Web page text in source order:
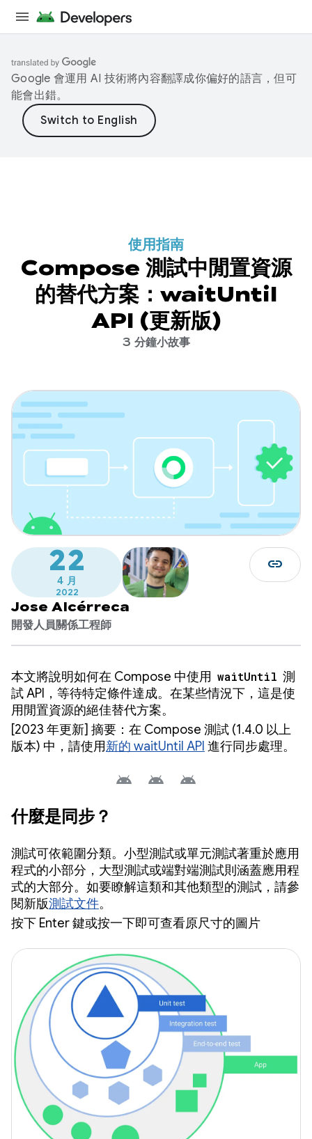
Google 會運用 AI 技術將內容翻譯成你偏好的語言，但可
能會出錯。
使用指南
Compose 測試中閒置資源
的替代方案：waitUntil
API (更新版)
3 分鐘小故事
22
4 月
2022
Jose Alcérreca
開發人員關係工程師
link
本文將說明如何在 Compose 中使用 waitUntil 測
試 API，等待特定條件達成。在某些情況下，這是使
用閒置資源的絕佳替代方案。
[2023 年更新] 摘要：在 Compose 測試 (1.4.0 以上
版本) 中，請使用新的 waitUntil API 進行同步處理。
什麼是同步？
測試可依範圍分類。小型測試或單元測試著重於應用
程式的小部分，大型測試或端對端測試則涵蓋應用程
式的大部分。如要瞭解這類和其他類型的測試，請參
閱新版測試文件。
按下 Enter 鍵或按一下即可查看原尺寸的圖片